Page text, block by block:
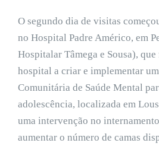
O segundo dia de visitas
no Hospital Padre Américo, em
Hospitalar Tâmega e Sousa),
hospital a criar e implementar
Comunitária de Saúde Mental
adolescência, localizada em
uma intervenção no
aumentar o número de camas